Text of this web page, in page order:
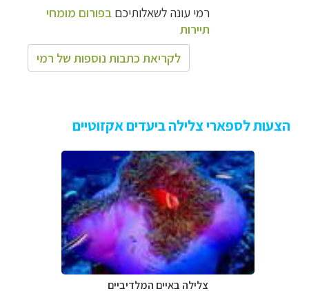
רמי עונה לשאלותיכם בפורום מומחי
תיירות
לקריאת כתבות נוספות של רמי
הצעות לספארי צלילה ביעדים אקזוטיים
צלילה באיים המלדיביים